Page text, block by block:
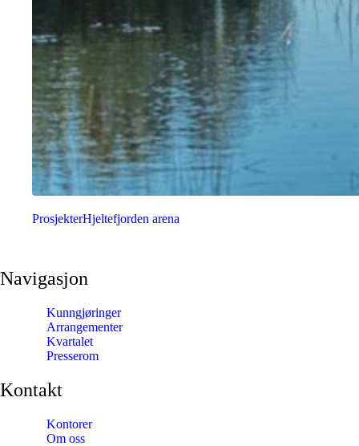
ProsjekterHjeltefjorden arena
Navigasjon
Kunngjøringer
Arrangementer
Kvartalet
Presserom
Kontakt
Kontorer
Om oss